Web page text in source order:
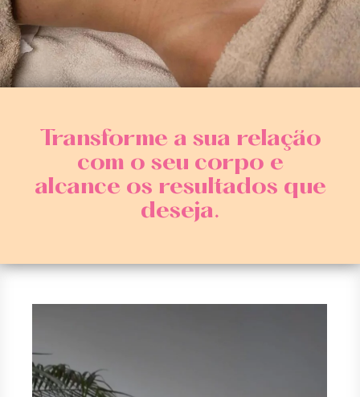
Transforme a sua relação
com o seu corpo e
alcance os resultados que
deseja.